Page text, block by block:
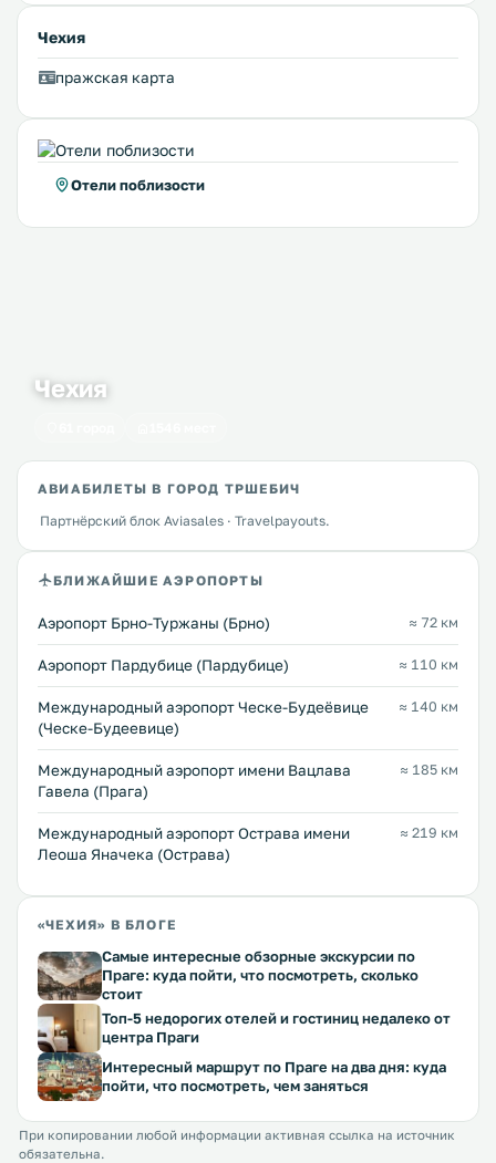
Чехия
пражская карта
Отели поблизости
Чехия
АВИАБИЛЕТЫ В ГОРОД ТРШЕБИЧ
Партнёрский блок Aviasales · Travelpayouts.
БЛИЖАЙШИЕ АЭРОПОРТЫ
Аэропорт Брно-Туржаны (Брно) ≈ 72 км
Аэропорт Пардубице (Пардубице) ≈ 110 км
Международный аэропорт Ческе-Будеёвице
(Ческе-Будеевице)
≈ 140 км
Международный аэропорт имени Вацлава
Гавела (Прага)
≈ 185 км
Международный аэропорт Острава имени
Леоша Яначека (Острава)
≈ 219 км
«ЧЕХИЯ» В БЛОГЕ
Самые интересные обзорные экскурсии по
Праге: куда пойти, что посмотреть, сколько
стоит
Топ-5 недорогих отелей и гостиниц недалеко от
центра Праги
Интересный маршрут по Праге на два дня: куда
пойти, что посмотреть, чем заняться
При копировании любой информации активная ссылка на источник
обязательна.